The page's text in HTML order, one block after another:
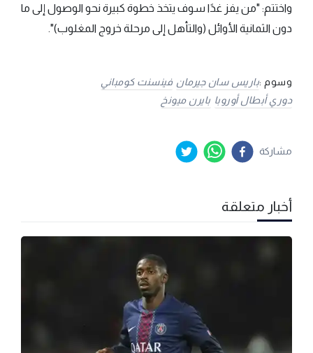
واختتم: "من يفز غدًا سوف يتخذ خطوة كبيرة نحو الوصول إلى ما
دون الثمانية الأوائل (والتأهل إلى مرحلة خروج المغلوب)".
وسوم :باريس سان جيرمان فينسنت كومباني
دوري أبطال أوروبا بايرن ميونخ
مشاركة
أخبار متعلقة